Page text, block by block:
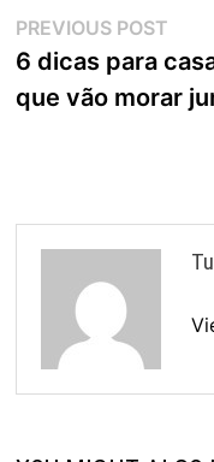
Navegação
de
Post
PREVIOUS POST
6 dicas para
que vão morar